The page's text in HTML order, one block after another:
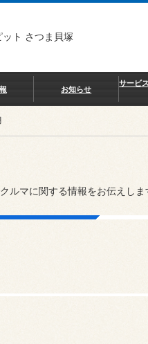
ット さつま貝塚
お知らせ
サービ
ルマに関する情報をお伝えしま